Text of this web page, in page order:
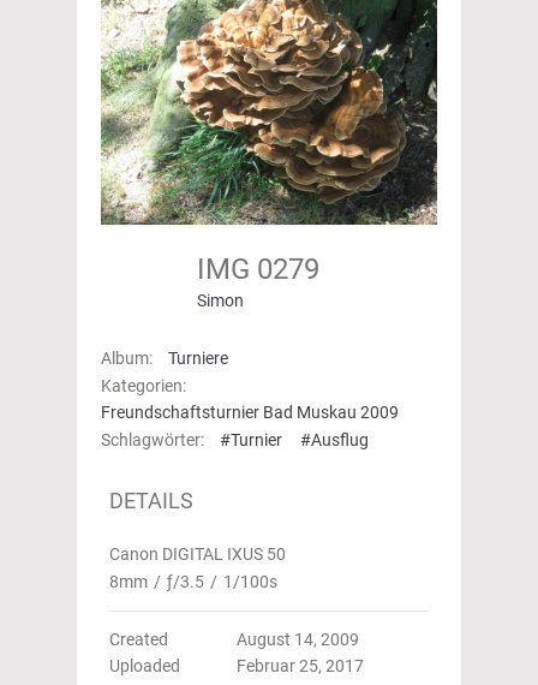
IMG 0279
Simon
Album:
Turniere
Kategorien:
Freundschaftsturnier Bad Muskau 2009
Schlagwörter:
#Turnier #Ausflug
DETAILS
Canon DIGITAL IXUS 50
8mm / ƒ/3.5 / 1/100s
Created
August 14, 2009
Uploaded
Februar 25, 2017